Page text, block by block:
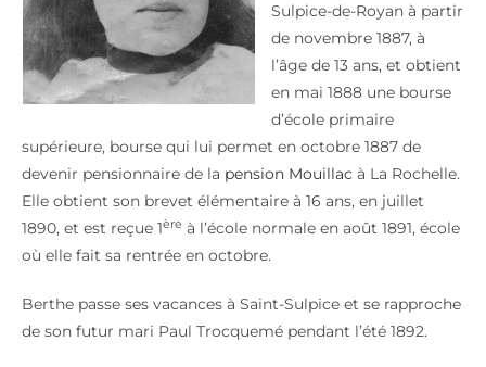
Sulpice-de-Royan à partir
de novembre 1887, à
l’âge de 13 ans, et obtient
en mai 1888 une bourse
d’école primaire
supérieure, bourse qui lui permet en octobre 1887 de
devenir pensionnaire de la pension Mouillac à La Rochelle.
Elle obtient son brevet élémentaire à 16 ans, en juillet
1890, et est reçue 1ère à l’école normale en août 1891, école
où elle fait sa rentrée en octobre.
Berthe passe ses vacances à Saint-Sulpice et se rapproche
de son futur mari Paul Trocquemé pendant l’été 1892.